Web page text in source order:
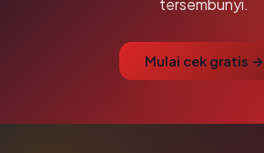
tersembunyi.
Mulai cek gratis →